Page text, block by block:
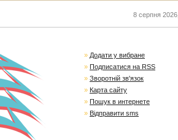
8 серпня 2026
» Додати у вибране
» Подписатися на RSS
» Зворотній зв'язок
» Карта сайту
» Пошук в интернете
» Відправити sms